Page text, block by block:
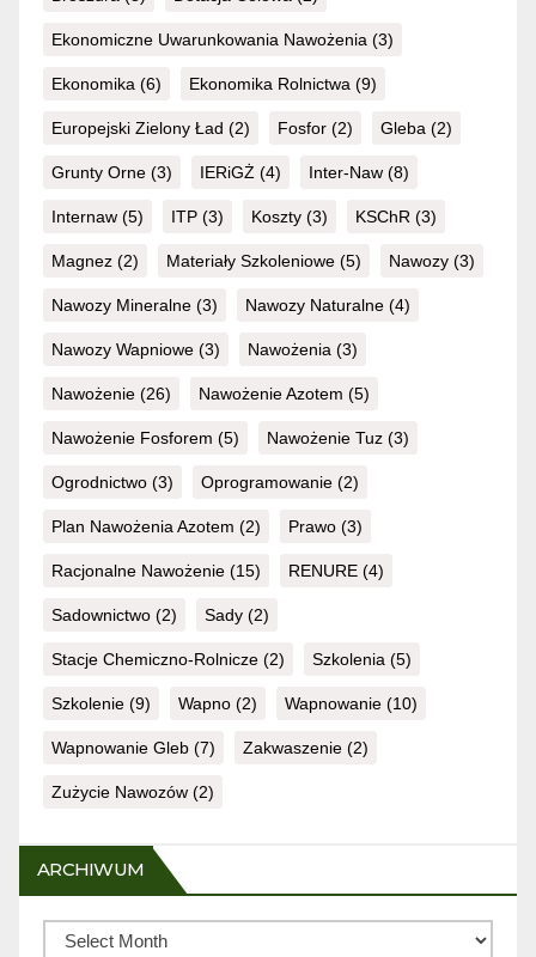
Ekonomiczne Uwarunkowania Nawożenia (3)
Ekonomika (6) Ekonomika Rolnictwa (9)
Europejski Zielony Ład (2) Fosfor (2) Gleba (2)
Grunty Orne (3) IERiGŻ (4) Inter-Naw (8)
Internaw (5) ITP (3) Koszty (3) KSChR (3)
Magnez (2) Materiały Szkoleniowe (5) Nawozy (3)
Nawozy Mineralne (3) Nawozy Naturalne (4)
Nawozy Wapniowe (3) Nawożenia (3)
Nawożenie (26) Nawożenie Azotem (5)
Nawożenie Fosforem (5) Nawożenie Tuz (3)
Ogrodnictwo (3) Oprogramowanie (2)
Plan Nawożenia Azotem (2) Prawo (3)
Racjonalne Nawożenie (15) RENURE (4)
Sadownictwo (2) Sady (2)
Stacje Chemiczno-Rolnicze (2) Szkolenia (5)
Szkolenie (9) Wapno (2) Wapnowanie (10)
Wapnowanie Gleb (7) Zakwaszenie (2)
Zużycie Nawozów (2)
ARCHIWUM
Archiwum